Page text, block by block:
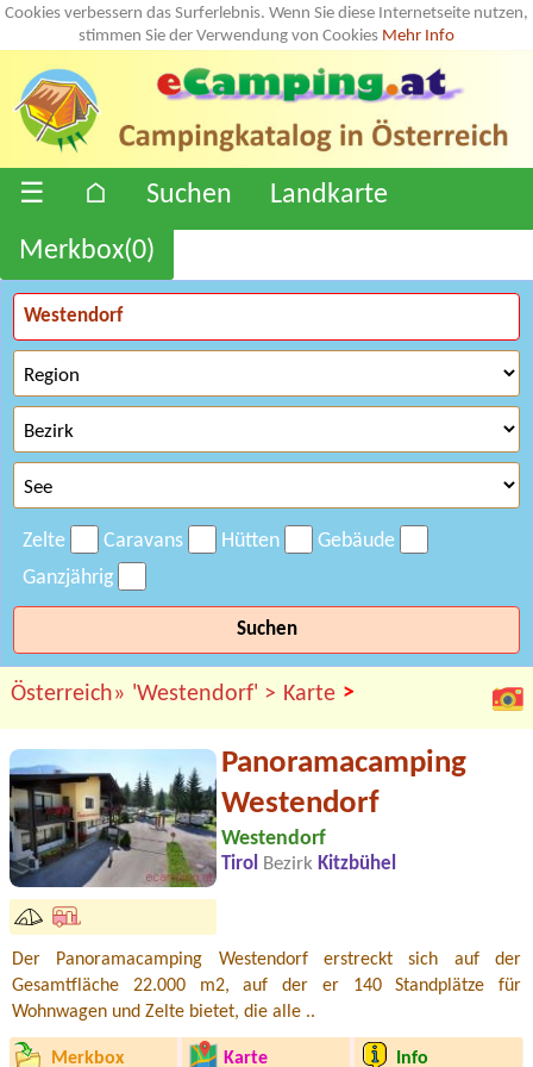
Cookies verbessern das Surferlebnis. Wenn Sie diese Internetseite nutzen,
stimmen Sie der Verwendung von Cookies Mehr Info
☰ ⌂ Suchen
Landkarte
Merkbox(0)
Zelte Caravans Hütten
Gebäude
Ganzjährig
Suchen
Österreich» 'Westendorf' > Karte >
Panoramacamping
Westendorf
Westendorf
Tirol Bezirk Kitzbühel
Der Panoramacamping Westendorf erstreckt sich auf der
Gesamtfläche 22.000 m2, auf der er 140 Standplätze für
Wohnwagen und Zelte bietet, die alle ..
Merkbox Karte Info